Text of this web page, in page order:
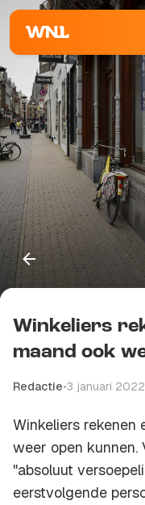
Winkeliers
maand ook
Redactie•3 januari
Winkeliers rekenen
weer open kunnen.
"absoluut
eerstvolgende